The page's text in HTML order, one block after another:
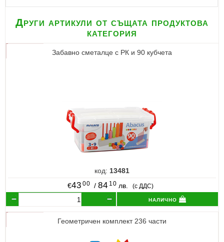
Други артикули от същата продуктова
категория
Забавно сметалце с РК и 90 кубчета
код: 13481
€43 00 /84 10 лв. (с ДДС)
налично
Геометричен комплект 236 части